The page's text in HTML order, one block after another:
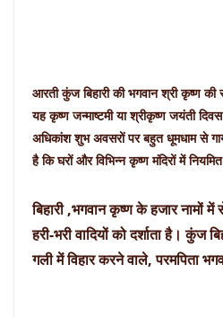
आरती कुंज बिहारी की भगवान श्री कृष्ण
यह कृष्ण जन्माष्टमी या श्रीकृष्ण जयंती
अधिकांश शुभ अवसरों पर बहुत धूमधाम से
है कि घरों और विभिन्न कृष्ण मंदिरों में
बिहारी ,भगवान कृष्ण के हजार
हरी-भरी वादियों को दर्शाता है। कुंज
गली में विहार करने वाले, परमपिता